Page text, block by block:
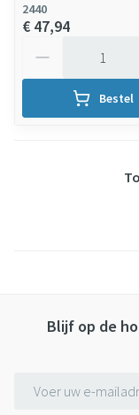
2440
€ 47,94
Bestel
Blijf op de